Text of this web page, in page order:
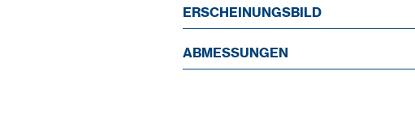
ERSCHEINUNGSBILD
ABMESSUNGEN